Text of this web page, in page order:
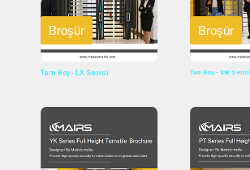
Tam Boy - LX Serisi
Broşür
Tam Boy - XW Serisi
Broşür